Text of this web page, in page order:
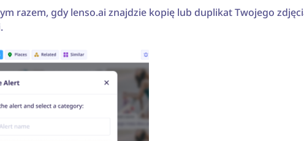
razem, gdy lenso.ai znajdzie kopię lub duplikat Twojego